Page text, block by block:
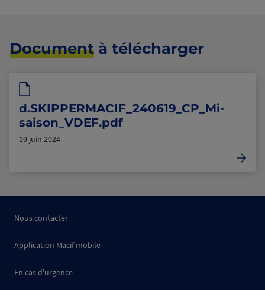
Document à télécharger
d.SKIPPERMACIF_240619_CP_Mi-
saison_VDEF.pdf
19 juin 2024
Nous contacter
Application Macif mobile
En cas d'urgence